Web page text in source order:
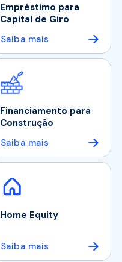
Empréstimo para
Capital de Giro
Saiba mais
Financiamento para
Construção
Saiba mais
Home Equity
Saiba mais